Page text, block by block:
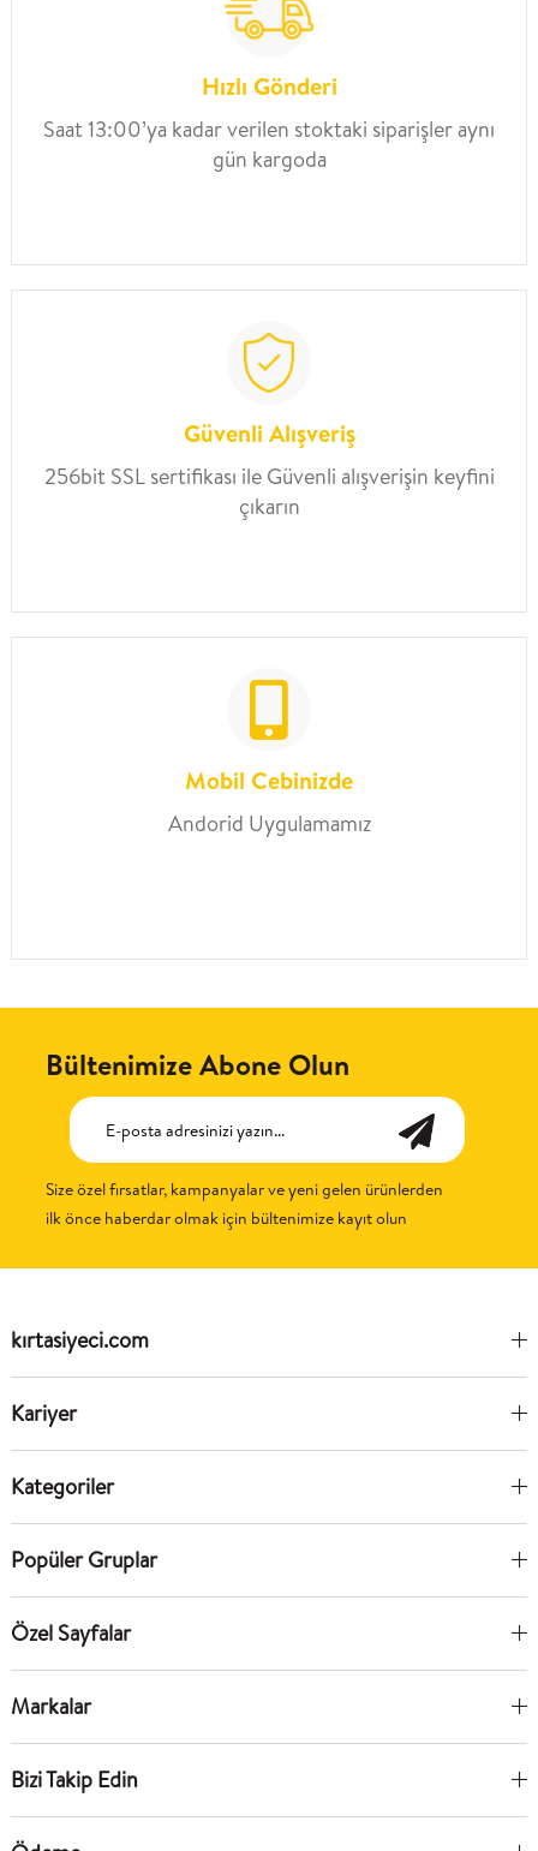
Hızlı Gönderi
Saat 13:00’ya kadar verilen stoktaki siparişler aynı
gün kargoda
Güvenli Alışveriş
256bit SSL sertifikası ile Güvenli alışverişin keyfini
çıkarın
Mobil Cebinizde
Andorid Uygulamamız
Bültenimize Abone Olun
Size özel fırsatlar, kampanyalar ve yeni gelen ürünlerden
ilk önce haberdar olmak için bültenimize kayıt olun
kırtasiyeci.com
Kariyer
Kategoriler
Popüler Gruplar
Özel Sayfalar
Markalar
Bizi Takip Edin